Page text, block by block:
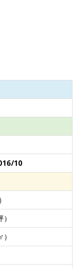
10